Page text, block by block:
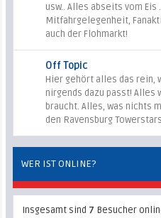
usw.. Alles abseits vom Eis
Mitfahrgelegenheit,
auch der Flohmarkt!
Off Topic
Hier gehört alles das rein,
nirgends dazu passt! Alles
braucht. Alles, was nichts
den Ravensburg
WER IST ONLINE?
Insgesamt sind 7 Besucher